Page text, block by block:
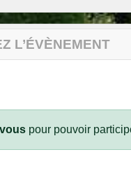
L’ÉVÈNEMENT
pour pouvoir